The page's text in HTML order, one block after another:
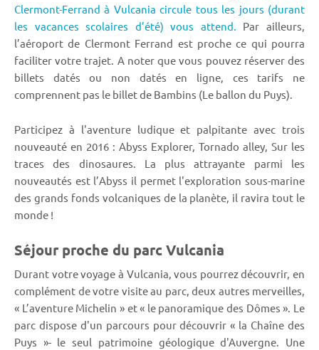
Clermont-Ferrand à Vulcania circule tous les jours (durant
les vacances scolaires d’été) vous attend. Par ailleurs,
l’aéroport de Clermont Ferrand est proche ce qui pourra
faciliter votre trajet. A noter que vous pouvez réserver des
billets datés ou non datés en ligne, ces tarifs ne
comprennent pas le billet de Bambins (Le ballon du Puys).
Participez à l'aventure ludique et palpitante avec trois
nouveauté en 2016 : Abyss Explorer, Tornado alley, Sur les
traces des dinosaures. La plus attrayante parmi les
nouveautés est l’Abyss il permet l'exploration sous-marine
des grands fonds volcaniques de la planète, il ravira tout le
monde !
Séjour proche du parc Vulcania
Durant votre voyage à Vulcania, vous pourrez découvrir, en
complément de votre visite au parc, deux autres merveilles,
« L’aventure Michelin » et « le panoramique des Dômes ». Le
parc dispose d'un parcours pour découvrir « la Chaîne des
Puys »- le seul patrimoine géologique d'Auvergne. Une